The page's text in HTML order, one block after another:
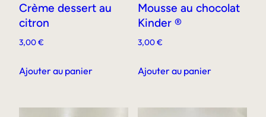
Crème dessert au
citron
3,00€
Ajouter au panier
Mousse au chocolat
Kinder ®
3,00€
Ajouter au panier